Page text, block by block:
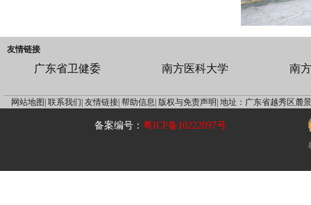
友情链接
广东省卫健委 南方医科大学 南
网站地图| 联系我们| 友情链接| 帮助信息| 版权与免责声明| 地址：广东省越秀区麓
备案编号：粤ICP备10222097号